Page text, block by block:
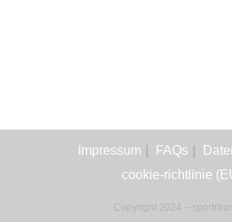
Impressum FAQs
cookie-richtlinie
Copyright 2024 –